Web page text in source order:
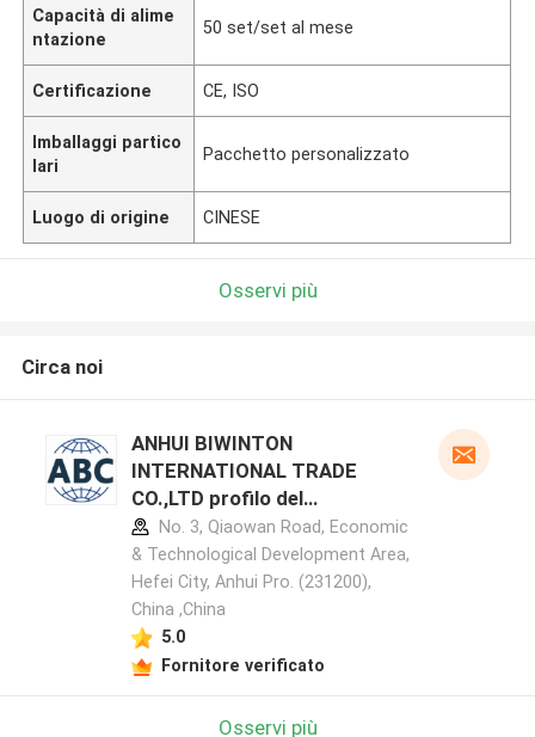
Capacità di alime
ntazione
50 set/set al mese
Certificazione CE, ISO
Imballaggi partico
lari
Pacchetto personalizzato
Luogo di origine CINESE
Osservi più
Circa noi
ANHUI BIWINTON
INTERNATIONAL TRADE
CO.,LTD profilo del
produttore
No. 3, Qiaowan Road, Economic
& Technological Development Area,
Hefei City, Anhui Pro. (231200),
China ,China
5.0
Fornitore verificato
Osservi più